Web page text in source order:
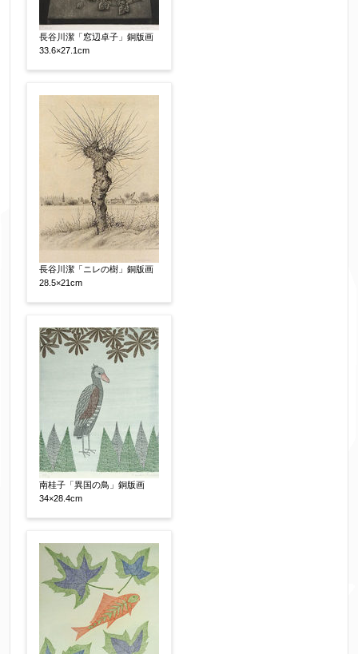
長谷川潔「窓辺卓子」銅版画
33.6×27.1cm
長谷川潔「ニレの樹」銅版画
28.5×21cm
南桂子「異国の鳥」銅版画
34×28.4cm